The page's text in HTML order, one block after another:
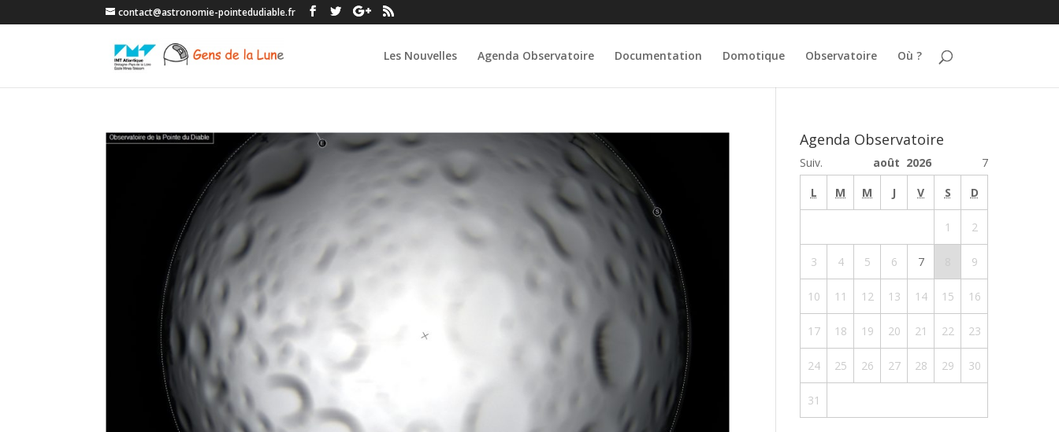
contact@astronomie-pointedudiable.fr
Les Nouvelles Agenda Observatoire Documentation Domotique Observatoire Où ?
Agenda Observatoire
Suiv. 7
août 2026
L
M M J V S D
1 2
3 4 5 6 7 9
10 11 12 13 14 15 16
17 18 19 20 21 22 23
24 25 26 27 28 29 30
31